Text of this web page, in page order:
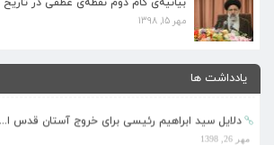
مهر 15, 1398
یادداشت ها
مهر 26, 1398
دلایل سید ابراهیم رئیسی برای خروج آستان قدس ا...